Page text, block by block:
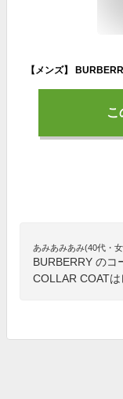
こ
あみあみあみ(40代・
BURBERRY のコ
COLLAR COAT